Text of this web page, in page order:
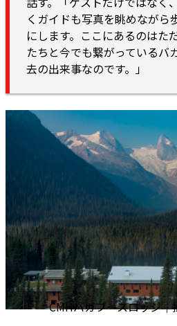
くガイドも写真を眺めながら
にします。ここにあるのはた
たちと今でも繋がっているバ
去の出来事なのです。」
CMHバガブースロッジ